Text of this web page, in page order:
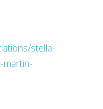
stella-
martin-